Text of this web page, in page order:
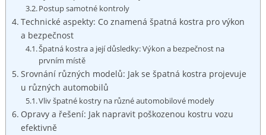
Postup⁤ samotné kontroly
Technické aspekty: Co znamená špatná ‍kostra pro výkon
a bezpečnost
Špatná kostra​ a její důsledky: Výkon a bezpečnost na
prvním⁤ místě
Srovnání různých modelů: Jak se špatná kostra projevuje
u různých automobilů
Vliv špatné kostry na různé automobilové modely
Opravy a řešení: Jak napravit poškozenou kostru vozu
efektivně